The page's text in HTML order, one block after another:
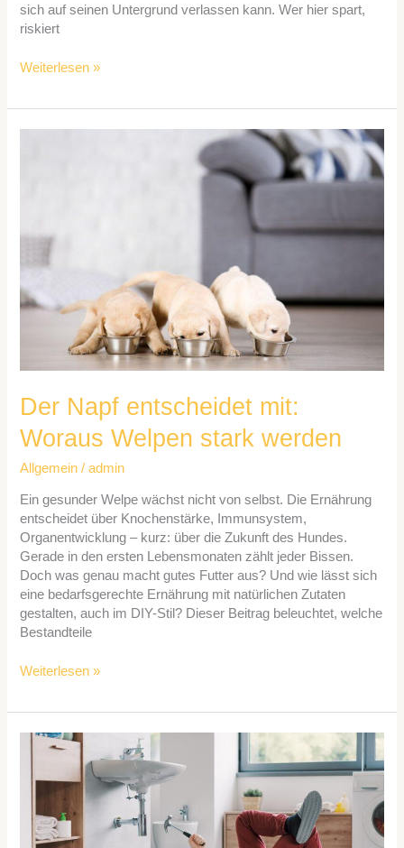
sich auf seinen Untergrund verlassen kann. Wer hier spart,
riskiert
Weiterlesen »
Der Napf entscheidet mit:
Woraus Welpen stark werden
Allgemein /admin
Ein gesunder Welpe wächst nicht von selbst. Die Ernährung
entscheidet über Knochenstärke, Immunsystem,
Organentwicklung – kurz: über die Zukunft des Hundes.
Gerade in den ersten Lebensmonaten zählt jeder Bissen.
Doch was genau macht gutes Futter aus? Und wie lässt sich
eine bedarfsgerechte Ernährung mit natürlichen Zutaten
gestalten, auch im DIY-Stil? Dieser Beitrag beleuchtet, welche
Bestandteile
werden
Weiterlesen »
Gesundheitstipps
ambitionierte
Heimwerker